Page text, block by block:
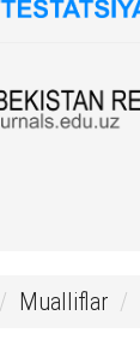
Mualliflar